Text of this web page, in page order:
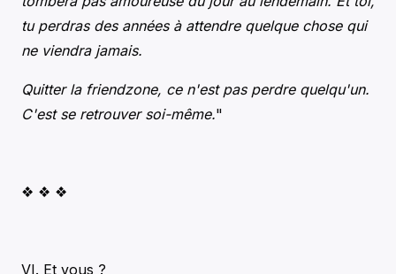
tu perdras des années à attendre quelque chose qui
ne viendra jamais.
Quitter la friendzone, ce n'est pas perdre quelqu'un.
C'est se retrouver soi-même."
❖ ❖ ❖
VI. Et vous ?